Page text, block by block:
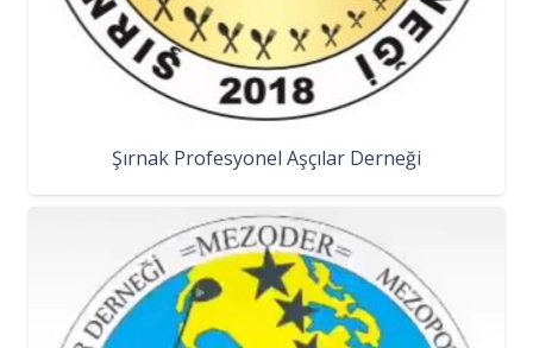
Şırnak Profesyonel Aşçılar Derneği